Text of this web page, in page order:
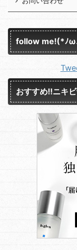
follow me!(*ﾉω
おすすめ!!ニキ